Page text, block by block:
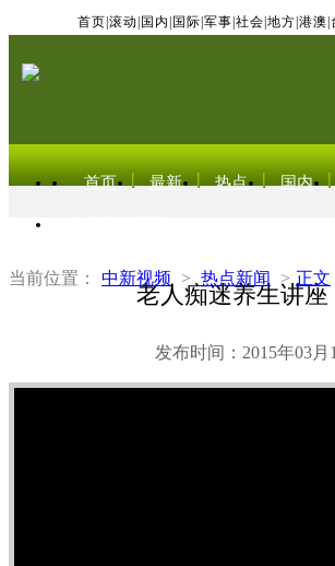
首页 滚动 国内 国际 军事 社会 地方 港澳
首页 最新 热点 国内
当前位置： 中新视频 > 热点新闻 > 正文
老人痴迷养生讲
发布时间：2015年03月